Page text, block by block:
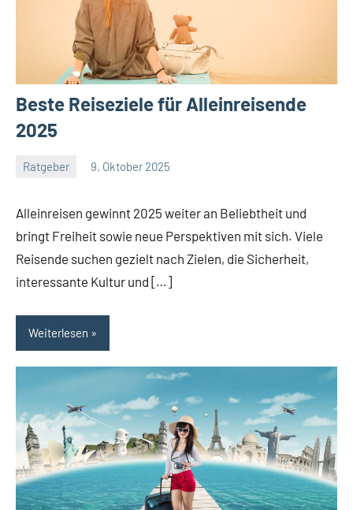
Beste Reiseziele für Alleinreisende
2025
Ratgeber 9. Oktober 2025
Alleinreisen gewinnt 2025 weiter an Beliebtheit und
bringt Freiheit sowie neue Perspektiven mit sich. Viele
Reisende suchen gezielt nach Zielen, die Sicherheit,
interessante Kultur und […]
Weiterlesen